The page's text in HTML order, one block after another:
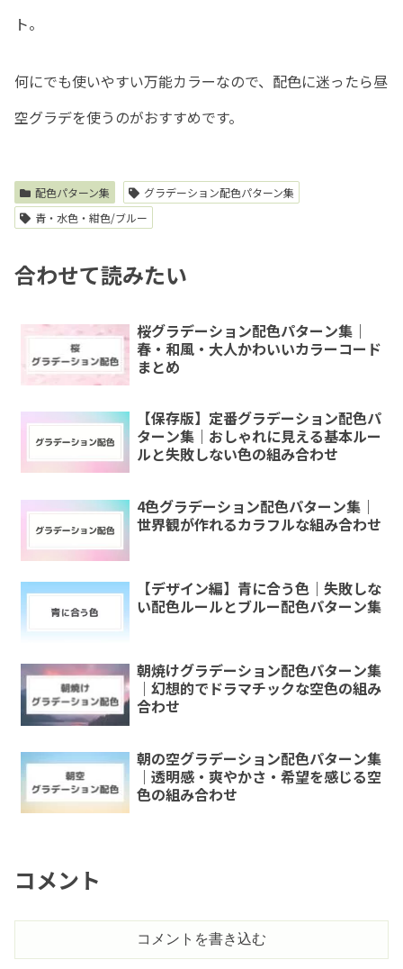
ト。
何にでも使いやすい万能カラーなので、配色に迷ったら昼
空グラデを使うのがおすすめです。
配色パターン集
グラデーション配色パターン集
青・水色・紺色/ブルー
合わせて読みたい
桜グラデーション配色パターン集｜
春・和風・大人かわいいカラーコード
まとめ
【保存版】定番グラデーション配色パ
ターン集｜おしゃれに見える基本ルー
ルと失敗しない色の組み合わせ
4色グラデーション配色パターン集｜
世界観が作れるカラフルな組み合わせ
【デザイン編】青に合う色｜失敗しな
い配色ルールとブルー配色パターン集
朝焼けグラデーション配色パターン集
｜幻想的でドラマチックな空色の組み
合わせ
朝の空グラデーション配色パターン集
｜透明感・爽やかさ・希望を感じる空
色の組み合わせ
コメント
コメントを書き込む